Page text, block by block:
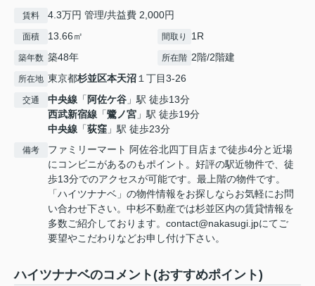
賃料 4.3万円 管理/共益費 2,000円
面積 13.66㎡ 間取り 1R
築年数 築48年 所在階 2階/2階建
所在地 東京都杉並区本天沼１丁目3-26
交通 中央線 「 阿佐ケ谷 」駅 徒歩13分
西武新宿線 「鷺ノ宮 」駅 徒歩19分
中央線 「荻窪 」駅 徒歩23分
備考
ファミリーマート 阿佐谷北四丁目店まで徒歩4分と近場
にコンビニがあるのもポイント。好評の駅近物件で、徒
歩13分でのアクセスが可能です。最上階の物件です。
「ハイツナナベ」の物件情報をお探しならお気軽にお問
い合わせ下さい。中杉不動産では杉並区内の賃貸情報を
多数ご紹介しております。contact@nakasugi.jpにてご
要望やこだわりなどお申し付け下さい。
ハイツナナベのコメント(おすすめポイント)